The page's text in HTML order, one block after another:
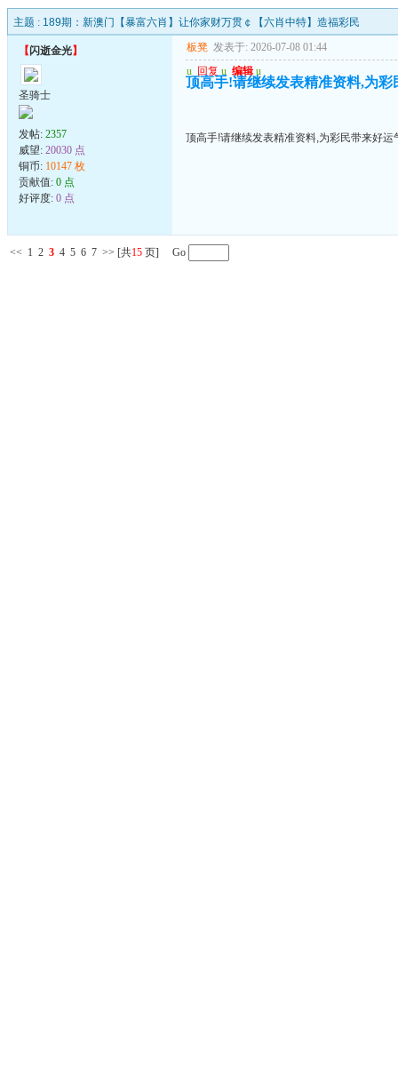
主题 : 189期：新澳门【暴富六肖】让你家财万贯￠【六肖中特】造福彩民
【闪逝金光】
圣骑士
发帖: 2357
威望: 20030 点
铜币: 10147 枚
贡献值: 0 点
好评度: 0 点
板凳 发表于: 2026-07-08 01:44
u 回复 u 编辑 u
顶高手!请继续发表精准资料,为
顶高手!请继续发表精准资料,为彩民带来好运
<< 1 2 3 4 5 6 7 >> [共15 页] Go